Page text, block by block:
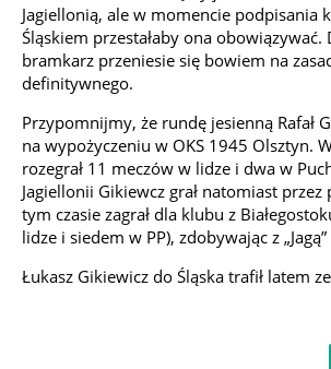
Jagiellonią, ale w momencie podpisania
Śląskiem przestałaby ona obowiązywać.
bramkarz przeniesie się bowiem na
definitywnego.
Przypomnijmy, że rundę jesienną Rafał
na wypożyczeniu w OKS 1945 Olsztyn.
rozegrał 11 meczów w lidze i dwa w
Jagiellonii Gikiewcz grał natomiast
tym czasie zagrał dla klubu z
lidze i siedem w PP), zdobywając z
Łukasz Gikiewicz do Śląska trafił latem